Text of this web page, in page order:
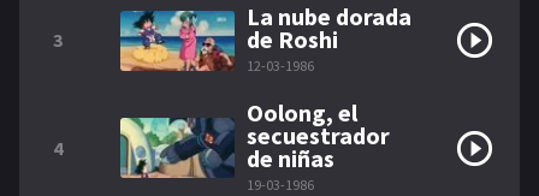
3
La nube dorada
de Roshi
12-03-1986
4
Oolong, el
secuestrador
de niñas
19-03-1986